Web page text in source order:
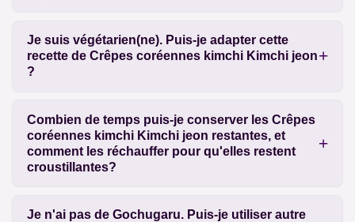
Je suis végétarien(ne). Puis-je adapter cette
recette de Crêpes coréennes kimchi Kimchi jeon
?
Combien de temps puis-je conserver les Crêpes
coréennes kimchi Kimchi jeon restantes, et
comment les réchauffer pour qu'elles restent
croustillantes?
Je n'ai pas de Gochugaru. Puis-je utiliser autre